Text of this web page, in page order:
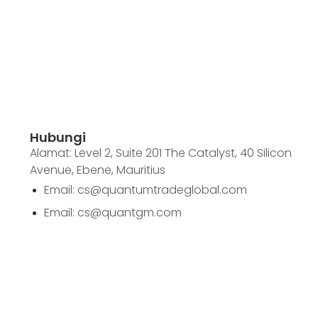
Hubungi
Alamat: Level 2, Suite 201 The Catalyst, 40 Silicon
Avenue, Ebene, Mauritius
Email: cs@quantumtradeglobal.com
Email: cs@quantgm.com